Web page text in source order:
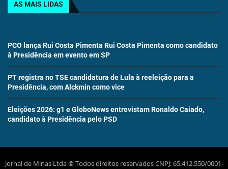
AS MAIS LIDAS
PCO lança Rui Costa Pimenta Rui Costa Pimenta como candidato
à Presidência em evento em SP
PT registra no TSE candidatura de Lula à reeleição para a
Presidência, com Alckmin como vice
Eleições 2026: g1 e GloboNews entrevistam Ronaldo Caiado,
candidato à Presidência pelo PSD
Jornal de Minas Ltda©Todos direitos reservados CNPJ: 65.412.550/0001-